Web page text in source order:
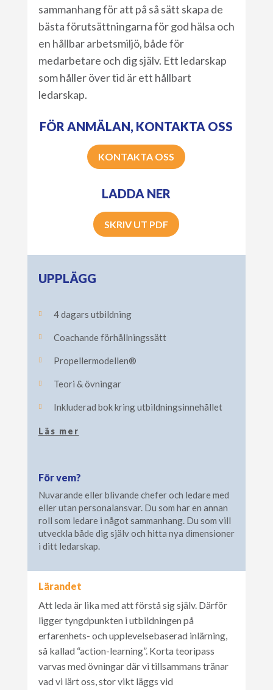
sammanhang för att på så sätt skapa de
bästa förutsättningarna för god hälsa och
en hållbar arbetsmiljö, både för
medarbetare och dig själv. Ett ledarskap
som håller över tid är ett hållbart
ledarskap.
FÖR ANMÄLAN, KONTAKTA OSS
KONTAKTA OSS
LADDA NER
SKRIV UT PDF
UPPLÄGG
 4 dagars utbildning
 Coachande förhållningssätt
 Propellermodellen®
 Teori & övningar
 Inkluderad bok kring utbildningsinnehållet
Läs mer
För vem?
Nuvarande eller blivande chefer och ledare med
eller utan personalansvar. Du som har en annan
roll som ledare i något sammanhang. Du som vill
utveckla både dig själv och hitta nya dimensioner
i ditt ledarskap.
Lärandet
Att leda är lika med att förstå sig själv. Därför
ligger tyngdpunkten i utbildningen på
erfarenhets- och upplevelsebaserad inlärning,
så kallad “action-learning”. Korta teoripass
varvas med övningar där vi tillsammans tränar
vad vi lärt oss, stor vikt läggs vid